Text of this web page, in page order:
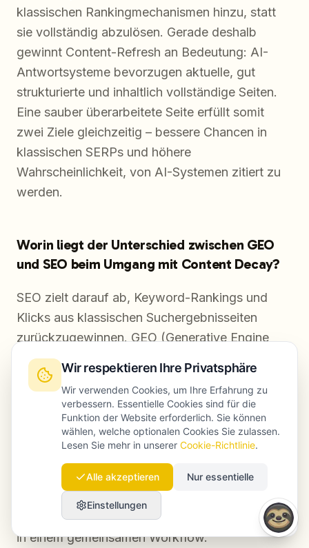
klassischen Rankingmechanismen hinzu, statt
sie vollständig abzulösen. Gerade deshalb
gewinnt Content-Refresh an Bedeutung: AI-
Antwortsysteme bevorzugen aktuelle, gut
strukturierte und inhaltlich vollständige Seiten.
Eine sauber überarbeitete Seite erfüllt somit
zwei Ziele gleichzeitig – bessere Chancen in
klassischen SERPs und höhere
Wahrscheinlichkeit, von AI-Systemen zitiert zu
werden.
Worin liegt der Unterschied zwischen GEO
und SEO beim Umgang mit Content Decay?
SEO zielt darauf ab, Keyword-Rankings und
Klicks aus klassischen Suchergebnisseiten
zurückzugewinnen. GEO (Generative Engine
Optimization) fokussiert sich darauf, Inhalte für
AI-Antwortsysteme wie ChatGPT, Perplexity
und Googles AI Overviews zitierfähig zu
machen. Für Content Decay bedeutet das: Eine
erfolgreiche Überarbeitung muss beides
Passung für SEO sowie Entity-Vollständigkeit
und strukturierte Daten für GEO. Das
Framework von Launchmind vereint beide Ziele
in einem gemeinsamen Workflow.
Wir respektieren Ihre Privatsphäre
Wir verwenden Cookies, um Ihre Erfahrung zu
verbessern. Essentielle Cookies sind für die
Funktion der Website erforderlich. Sie können
wählen, welche optionalen Cookies Sie zulassen.
Lesen Sie mehr in unserer Cookie-Richtlinie.
Alle akzeptieren Nur essentielle
Einstellungen